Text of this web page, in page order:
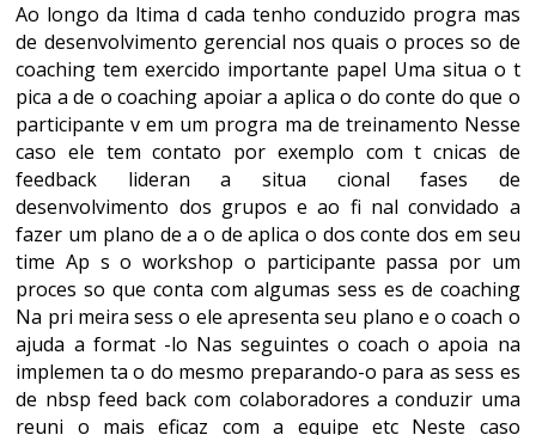
Ao longo da ltima d cada tenho conduzido progra mas
de desenvolvimento gerencial nos quais o proces so de
coaching tem exercido importante papel Uma situa o t
pica a de o coaching apoiar a aplica o do conte do que o
participante v em um progra ma de treinamento Nesse
caso ele tem contato por exemplo com t cnicas de
feedback lideran a situa cional fases de
desenvolvimento dos grupos e ao fi nal convidado a
fazer um plano de a o de aplica o dos conte dos em seu
time Ap s o workshop o participante passa por um
proces so que conta com algumas sess es de coaching
Na pri meira sess o ele apresenta seu plano e o coach o
ajuda a format -lo Nas seguintes o coach o apoia na
implemen ta o do mesmo preparando-o para as sess es
de nbsp feed back com colaboradores a conduzir uma
reuni o mais eficaz com a equipe etc Neste caso